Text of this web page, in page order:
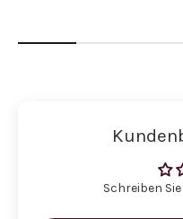
Schreiben